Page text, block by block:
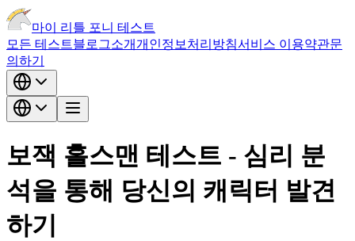
마이 리틀 포니 테스트
모든 테스트블로그소개개인정보처리방침서비스 이용약관문
의하기
보잭 홀스맨 테스트 - 심리 분
석을 통해 당신의 캐릭터 발견
하기